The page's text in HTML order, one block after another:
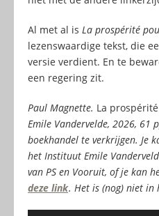
Al met al is La prospérité
lezenswaardige tekst, die
versie verdient. En te
een regering zit.
Paul Magnette. La
Emile Vandervelde, 2026, 61
boekhandel te verkrijgen. Je
het Instituut Emile
van PS en Vooruit, of je kan
deze link. Het is (nog) niet in